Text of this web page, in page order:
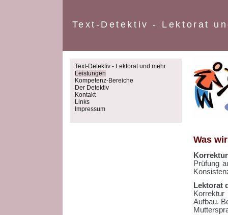
Text-Detektiv - Lektorat
Text-Detektiv - Lektorat und mehr
Leistungen
Kompetenz-Bereiche
Der Detektiv
Kontakt
Links
Impressum
Was
Prüfung
Lektorat
Aufbau.